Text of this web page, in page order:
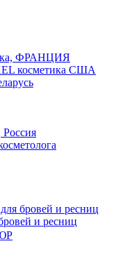
ФРАНЦИЯ
косметика США
Россия
бровей и ресниц
и ресниц